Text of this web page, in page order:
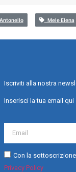
Mele Elena
Iscriviti alla nostra
Inserisci la tua email qui
Con la
Privacy Policy